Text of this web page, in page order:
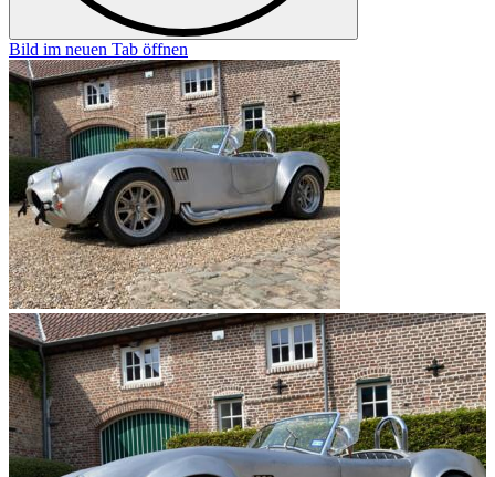
Bild im neuen Tab öffnen